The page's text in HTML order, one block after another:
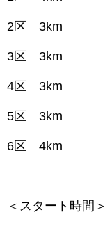
2区 3km
3区 3km
4区 3km
5区 3km
6区 4km
＜スタート時間＞